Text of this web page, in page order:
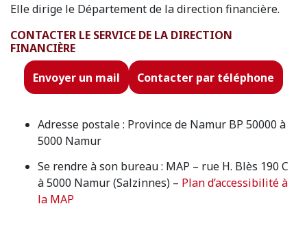
Elle dirige le Département de la direction financière.
CONTACTER LE SERVICE DE LA DIRECTION
FINANCIÈRE
Envoyer un mail
Contacter par téléphone
Adresse postale : Province de Namur BP 50000 à
5000 Namur
Se rendre à son bureau : MAP – rue H. Blès 190 C
à 5000 Namur (Salzinnes) – Plan d’accessibilité à
la MAP